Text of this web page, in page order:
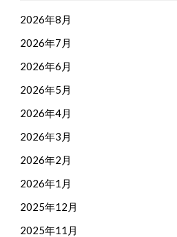
2026年8月
2026年7月
2026年6月
2026年5月
2026年4月
2026年3月
2026年2月
2026年1月
2025年12月
2025年11月